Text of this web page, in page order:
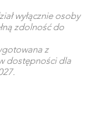
wyłącznie osoby
zdolność do
z
dostępności dla
.